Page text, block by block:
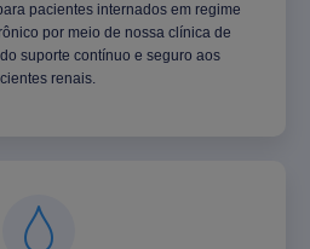
pacientes internados em regime
por meio de nossa clínica de
suporte contínuo e seguro aos
renais.